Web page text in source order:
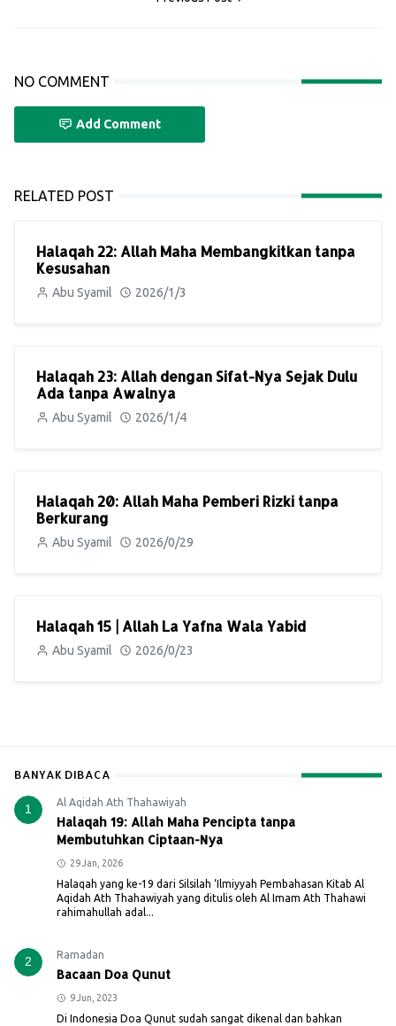
NO COMMENT
Add Comment
RELATED POST
Halaqah 22: Allah Maha Membangkitkan tanpa
Kesusahan
Abu Syamil 2026/1/3
Halaqah 23: Allah dengan Sifat-Nya Sejak Dulu
Ada tanpa Awalnya
Abu Syamil 2026/1/4
Halaqah 20: Allah Maha Pemberi Rizki tanpa
Berkurang
Abu Syamil 2026/0/29
Halaqah 15 | Allah La Yafna Wala Yabid
Abu Syamil 2026/0/23
BANYAK DIBACA
1 Al Aqidah Ath Thahawiyah
Halaqah 19: Allah Maha Pencipta tanpa
Membutuhkan Ciptaan-Nya
29 Jan, 2026
Halaqah yang ke-19 dari Silsilah ‘Ilmiyyah Pembahasan Kitab Al
Aqidah Ath Thahawiyah yang ditulis oleh Al Imam Ath Thahawi
rahimahullah adal...
2 Ramadan
Bacaan Doa Qunut
9 Jun, 2023
Di Indonesia Doa Qunut sudah sangat dikenal dan bahkan